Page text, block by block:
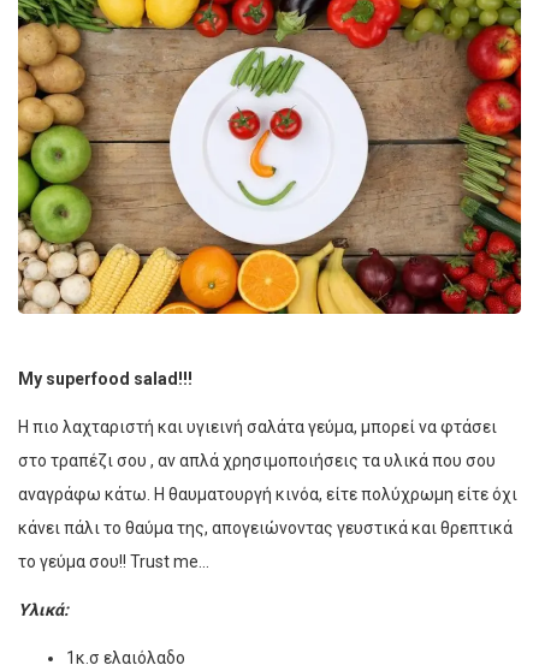
My superfood salad!!!
Η πιο λαχταριστή και υγιεινή σαλάτα γεύμα, μπορεί να φτάσει
στο τραπέζι σου , αν απλά χρησιμοποιήσεις τα υλικά που σου
αναγράφω κάτω. Η θαυματουργή κινόα, είτε πολύχρωμη είτε όχι
κάνει πάλι το θαύμα της, απογειώνοντας γευστικά και θρεπτικά
το γεύμα σου!! Trust me…
Υλικά:
1κ.σ ελαιόλαδο